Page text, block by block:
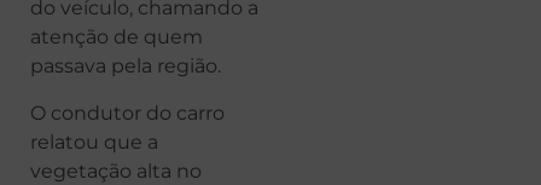
do veículo, chamando a
atenção de quem
passava pela região.
O condutor do carro
relatou que a
vegetação alta no